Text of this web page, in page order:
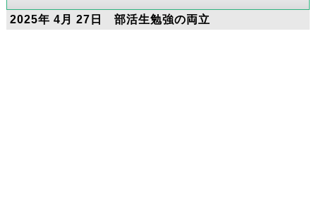
2025年 4月 27日 部活生勉強の両立